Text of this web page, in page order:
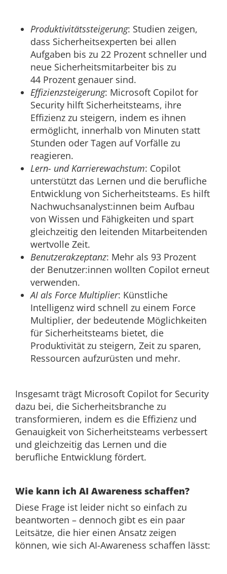
Produktivitätssteigerung: Studien zeigen,
dass Sicherheitsexperten bei allen
Aufgaben bis zu 22 Prozent schneller und
neue Sicherheitsmitarbeiter bis zu
44 Prozent genauer sind.
Effizienzsteigerung: Microsoft Copilot for
Security hilft Sicherheitsteams, ihre
Effizienz zu steigern, indem es ihnen
ermöglicht, innerhalb von Minuten statt
Stunden oder Tagen auf Vorfälle zu
reagieren.
Lern- und Karrierewachstum: Copilot
unterstützt das Lernen und die berufliche
Entwicklung von Sicherheitsteams. Es hilft
Nachwuchsanalyst:innen beim Aufbau
von Wissen und Fähigkeiten und spart
gleichzeitig den leitenden Mitarbeitenden
wertvolle Zeit.
Benutzerakzeptanz: Mehr als 93 Prozent
der Benutzer:innen wollten Copilot erneut
verwenden.
AI als Force Multiplier: Künstliche
Intelligenz wird schnell zu einem Force
Multiplier, der bedeutende Möglichkeiten
für Sicherheitsteams bietet, die
Produktivität zu steigern, Zeit zu sparen,
Ressourcen aufzurüsten und mehr.
Insgesamt trägt Microsoft Copilot for Security
dazu bei, die Sicherheitsbranche zu
transformieren, indem es die Effizienz und
Genauigkeit von Sicherheitsteams verbessert
und gleichzeitig das Lernen und die
berufliche Entwicklung fördert.
Wie kann ich AI Awareness schaffen?
Diese Frage ist leider nicht so einfach zu
beantworten – dennoch gibt es ein paar
Leitsätze, die hier einen Ansatz zeigen
können, wie sich AI-Awareness schaffen lässt: